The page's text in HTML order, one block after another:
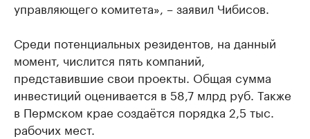
управляющего комитета», – заявил Чибисов.
Среди потенциальных резидентов, на данный
момент, числится пять компаний,
представившие свои проекты. Общая сумма
инвестиций оценивается в 58,7 млрд руб. Также
в Пермском крае создаётся порядка 2,5 тыс.
рабочих мест.